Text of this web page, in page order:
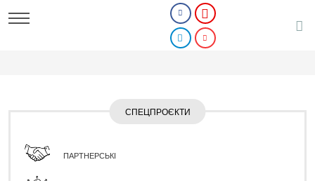
СПЕЦПРОЄКТИ
ПАРТНЕРСЬКІ